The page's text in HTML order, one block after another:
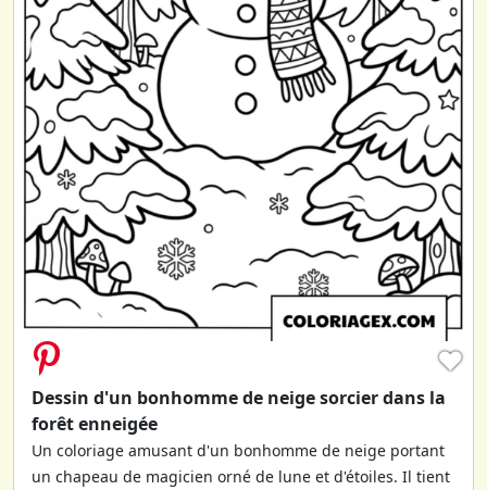
♥
Dessin d'un bonhomme de neige sorcier dans la
forêt enneigée
Un coloriage amusant d'un bonhomme de neige portant
un chapeau de magicien orné de lune et d'étoiles. Il tient